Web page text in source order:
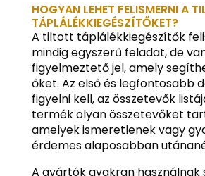
HOGYAN LEHET FELISMERNI A
TÁPLÁLÉKKIEGÉSZÍTŐKET?
A tiltott táplálékkiegészítők
mindig egyszerű feladat, de
figyelmeztető jel, amely
őket. Az első és legfontosabb
figyelni kell, az összetevők
termék olyan összetevőket
amelyek ismeretlenek vagy
érdemes alaposabban
A gyártók gyakran használnak